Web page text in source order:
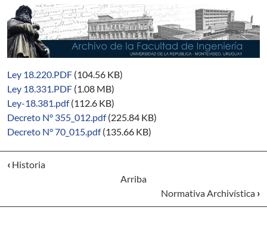
Ley 18.220.PDF (104.56 KB)
Ley 18.331.PDF (1.08 MB)
Ley-18.381.pdf (112.6 KB)
Decreto N° 355_012.pdf (225.84 KB)
Decreto N° 70_015.pdf (135.66 KB)
‹ Historia
Arriba
Normativa Archivística ›